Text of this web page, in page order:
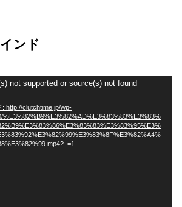
ンド
not supported or source(s) not found
http://clutchtime.jp/wp-
%E3%82%B9%E3%82%AD%E3%83%83%E3%83%